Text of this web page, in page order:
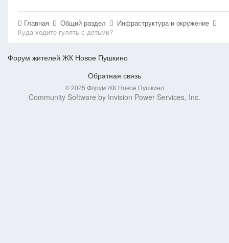
Главная Общий раздел
Инфраструктура и окружение
Куда ходите гулять с детьми?
Форум жителей ЖК Новое Пушкино
Обратная связь
© 2025 Форум ЖК Новое Пушкино
Community Software by Invision Power Services, Inc.